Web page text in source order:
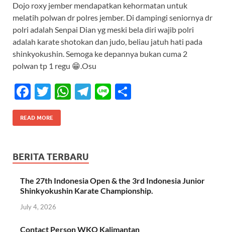
e
b
o
o
itt
er
at
s
A
p
e
gr
a
m
e ar
e
Dojo roxy jember mendapatkan kehormatan untuk
melatih polwan dr polres jember. Di dampingi seniornya dr
polri adalah Senpai Dian yg meski bela diri wajib polri
adalah karate shotokan dan judo, beliau jatuh hati pada
shinkyokushin. Semoga ke depannya bukan cuma 2
polwan tp 1 regu 😁.Osu
F
ac
e
o
k
T
w
itt
W
A
p
T
Li
READ MORE
BERITA TERBARU
The 27th Indonesia Open & the 3rd Indonesia Junior
Shinkyokushin Karate Championship.
July 4, 2026
Contact Person WKO Kalimantan